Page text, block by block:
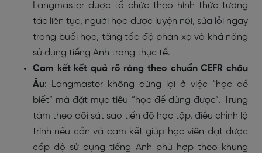
Langmaster được tổ chức theo hình thức tương
tác liên tục, người học được luyện nói, sửa lỗi ngay
trong buổi học, tăng tốc độ phản xạ và khả năng
sử dụng tiếng Anh trong thực tế.
Cam kết kết quả rõ ràng theo chuẩn CEFR châu
Âu: Langmaster không dừng lại ở việc “học để
biết” mà đặt mục tiêu “học để dùng được”. Trung
tâm theo dõi sát sao tiến độ học tập, điều chỉnh lộ
trình nếu cần và cam kết giúp học viên đạt được
cấp độ sử dụng tiếng Anh phù hợp theo khung